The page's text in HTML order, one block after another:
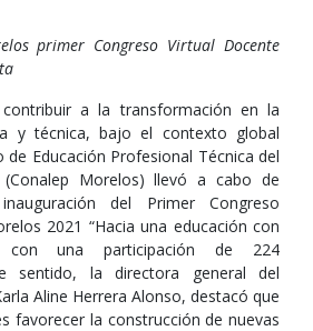
primer Congreso Virtual Docente
a la transformación en la
y técnica, bajo el contexto global
de Educación Profesional Técnica del
Morelos) llevó a cabo de
del Primer Congreso
2021 “Hacia una educación con
con una participación de 224
sentido, la directora general del
Aline Herrera Alonso, destacó que
favorecer la construcción de nuevas